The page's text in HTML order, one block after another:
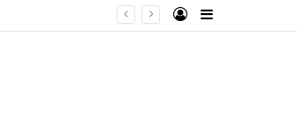
Sidebar
Log